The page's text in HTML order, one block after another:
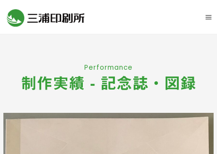
Performance
制作実績 - 記念誌・図録